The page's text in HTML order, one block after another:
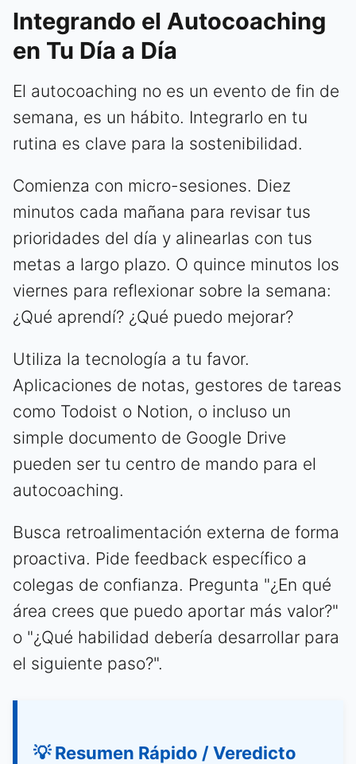
Integrando el Autocoaching
en Tu Día a Día
El autocoaching no es un evento de fin de
semana, es un hábito. Integrarlo en tu
rutina es clave para la sostenibilidad.
Comienza con micro-sesiones. Diez
minutos cada mañana para revisar tus
prioridades del día y alinearlas con tus
metas a largo plazo. O quince minutos los
viernes para reflexionar sobre la semana:
¿Qué aprendí? ¿Qué puedo mejorar?
Utiliza la tecnología a tu favor.
Aplicaciones de notas, gestores de tareas
como Todoist o Notion, o incluso un
simple documento de Google Drive
pueden ser tu centro de mando para el
autocoaching.
Busca retroalimentación externa de forma
proactiva. Pide feedback específico a
colegas de confianza. Pregunta "¿En qué
área crees que puedo aportar más valor?"
o "¿Qué habilidad debería desarrollar para
el siguiente paso?".
💡 Resumen Rápido / Veredicto